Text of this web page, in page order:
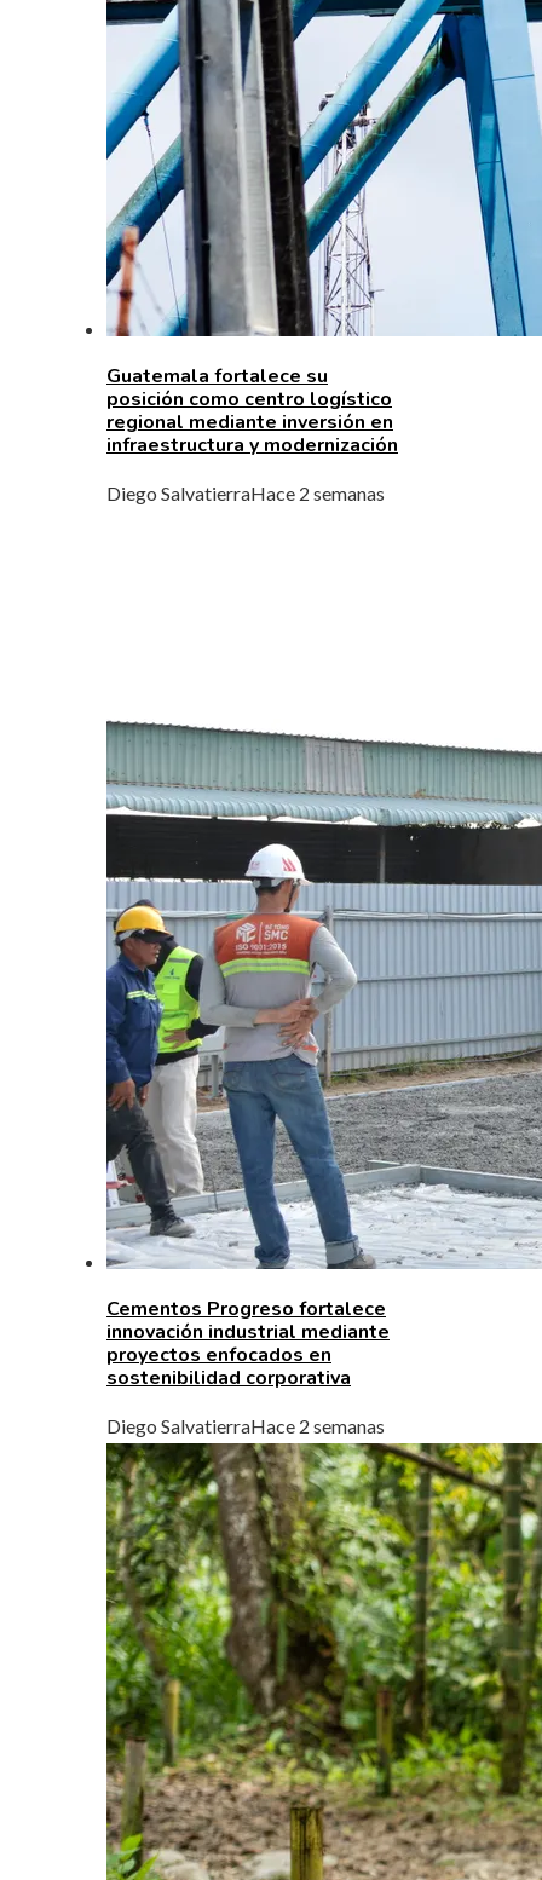
Guatemala fortalece su
posición como centro logístico
regional mediante inversión en
infraestructura y modernización
Diego SalvatierraHace 2 semanas
Cementos Progreso fortalece
innovación industrial mediante
proyectos enfocados en
sostenibilidad corporativa
Diego SalvatierraHace 2 semanas